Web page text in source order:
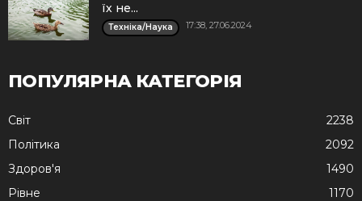
їх не...
Техніка/Наука 17:38, 27.06.2024
ПОПУЛЯРНА КАТЕГОРІЯ
Cвіт
2238
Політика
2092
Здоров'я
1490
Рівне
1170